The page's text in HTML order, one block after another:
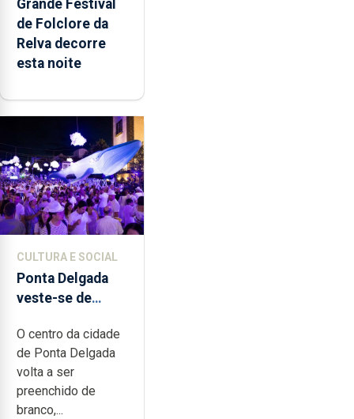
Grande Festival
de Folclore da
Relva decorre
esta noite
CULTURA E SOCIAL
Ponta Delgada
veste-se de
O centro da cidade
de Ponta Delgada
volta a ser
preenchido de
branco,...